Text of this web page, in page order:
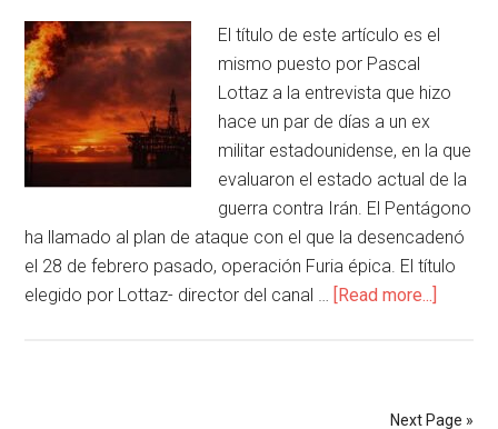
El título de este artículo es el
mismo puesto por Pascal
Lottaz a la entrevista que hizo
hace un par de días a un ex
militar estadounidense, en la que
evaluaron el estado actual de la
guerra contra Irán. El Pentágono
ha llamado al plan de ataque con el que la desencadenó
el 28 de febrero pasado, operación Furia épica. El título
elegido por Lottaz- director del canal … [Read more...]
Next Page »